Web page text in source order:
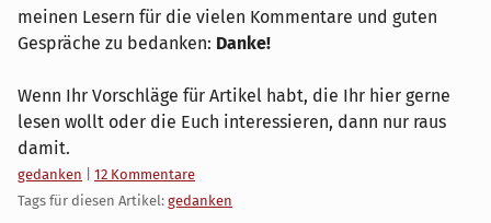
meinen Lesern für die vielen Kommentare und guten
Gespräche zu bedanken: Danke!
Wenn Ihr Vorschläge für Artikel habt, die Ihr hier gerne
lesen wollt oder die Euch interessieren, dann nur raus
damit.
Kategorien:
gedanken
12 Kommentare
Tags für diesen Artikel: gedanken